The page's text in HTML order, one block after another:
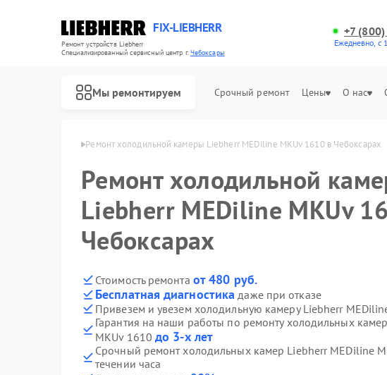
FIX-LIEBHERR
Ремонт устройств Liebherr
Специализированный cервисный центр г.Чебоксары
+7
Ежедневно, с
Мы ремонтируем Срочный ремонт Цены О нас
в Чебоксарах Ремонт холодильной камеры Liebherr MEDiline MKUv 1610 в Чебоксарах
Ремонт холодильной
Liebherr MEDiline MKUv
Чебоксарах
Стоимость ремонта от 480 руб.
Бесплатная диагностика даже при отказе
Привезем и увезем холодильную камеру Liebherr
Гарантия на наши работы по ремонту холодильных
MKUv 1610 до 3-х лет
Срочный ремонт холодильных камер Liebherr MEDiline
течении часа